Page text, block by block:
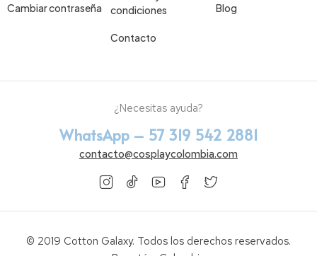
Cambiar contraseña
condiciones
Contacto
Blog
¿Necesitas ayuda?
WhatsApp – 57 319 542 2881
contacto@cosplaycolombia.com
© 2019 Cotton Galaxy. Todos los derechos reservados.